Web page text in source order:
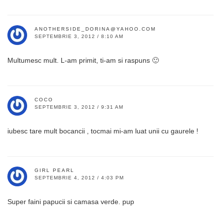
ANOTHERSIDE_DORINA@YAHOO.COM
SEPTEMBRIE 3, 2012 / 8:10 AM
Multumesc mult. L-am primit, ti-am si raspuns 🙂
COCO
SEPTEMBRIE 3, 2012 / 9:31 AM
iubesc tare mult bocancii , tocmai mi-am luat unii cu gaurele !
GIRL PEARL
SEPTEMBRIE 4, 2012 / 4:03 PM
Super faini papucii si camasa verde. pup